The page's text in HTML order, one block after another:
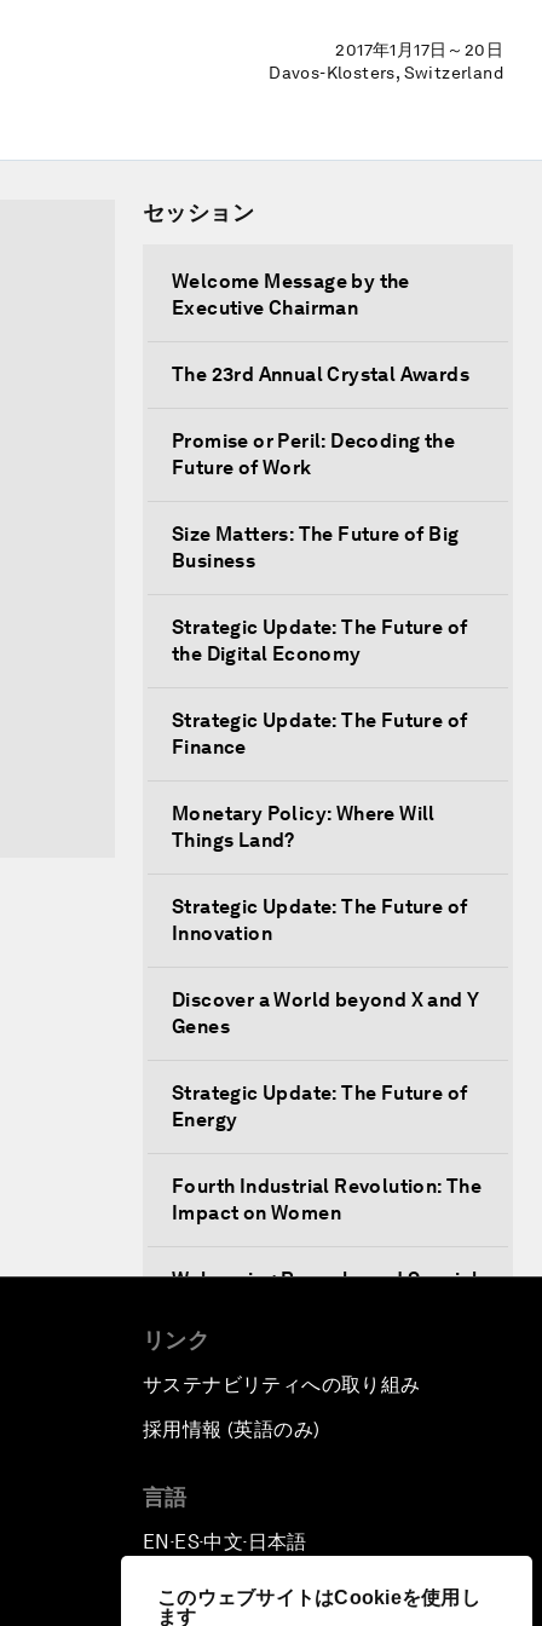
このウェブサイトはCookieを使用し
ます
2017年1月17日～20日
Davos-Klosters, Switzerland
セッション
Welcome Message by the
Executive Chairman
The 23rd Annual Crystal Awards
Promise or Peril: Decoding the
Future of Work
Size Matters: The Future of Big
Business
Strategic Update: The Future of
the Digital Economy
Strategic Update: The Future of
Finance
Monetary Policy: Where Will
Things Land?
Strategic Update: The Future of
Innovation
Discover a World beyond X and Y
Genes
Strategic Update: The Future of
Energy
Fourth Industrial Revolution: The
Impact on Women
Welcoming Remarks and Special
Opening Plenary with Xi Jinping,
President of the People’s
Republic of China
What Is it to Be Human in the
An Insight, An Idea with Matt
Damon and Gary White
リンク
サステナビリティへの取り組み
採用情報 (英語のみ)
言語
EN ▪ES▪中文▪ 日本語